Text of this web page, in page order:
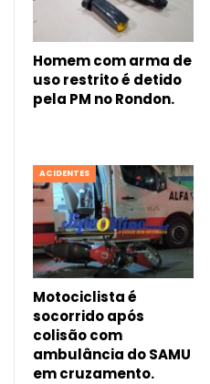
Homem com arma de
uso restrito é detido
pela PM no Rondon.
ACIDENTES
Motociclista é
socorrido após
colisão com
ambulância do SAMU
em cruzamento.